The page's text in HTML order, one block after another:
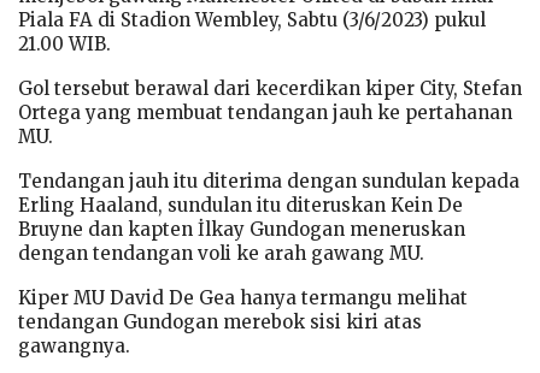
Piala FA di Stadion Wembley, Sabtu (3/6/2023) pukul
21.00 WIB.
Gol tersebut berawal dari kecerdikan kiper City, Stefan
Ortega yang membuat tendangan jauh ke pertahanan
MU.
Tendangan jauh itu diterima dengan sundulan kepada
Erling Haaland, sundulan itu diteruskan Kein De
Bruyne dan kapten İlkay Gundogan meneruskan
dengan tendangan voli ke arah gawang MU.
Kiper MU David De Gea hanya termangu melihat
tendangan Gundogan merebok sisi kiri atas
gawangnya.